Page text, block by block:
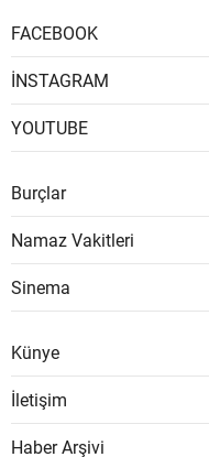
FACEBOOK
İNSTAGRAM
YOUTUBE
Burçlar
Namaz Vakitleri
Sinema
Künye
İletişim
Haber Arşivi